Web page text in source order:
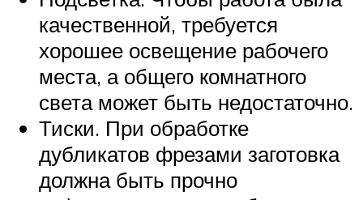
качественной, требуется
хорошее освещение рабочего
места, а общего комнатного
света может быть недостаточно.
Тиски. При обработке
дубликатов фрезами заготовка
должна быть прочно